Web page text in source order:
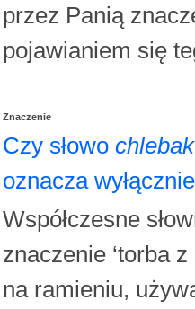
przez Panią
pojawianiem się
Znaczenie
Czy słowo chlebak
oznacza
Współczesne
znaczenie ‘torba
na ramieniu,